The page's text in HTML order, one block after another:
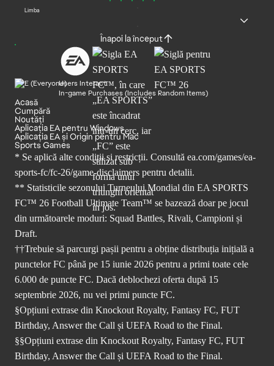
Limba
Înapoi la început
Users Interact
In-game Purchases (Includes Random Items)
Acasă
Cumpără
Noutăți
Aplicația EA pentru Windows
Aplicația EA și Origin pentru Mac
Sports Games
* Se aplică alte condiții și restricții. Consultă ea.com/games/ea-
sports-fc/fc-26/game-disclaimers pentru detalii.
** Statisticile sezonului Turneului Mondial din EA SPORTS
FC™ 26 Football Ultimate Team™ se bazează doar pe jocul
din următoarele moduri: Squad Battles, Rivali, Campioni și
Draft.
††Trebuie să parcurgi pașii pentru a obține distribuția inițială a
punctelor FC până pe 15 iunie 2026 pentru a primi toate cele
6.000 de puncte FC. Dacă deblochezi oferta după 15
septembrie 2026, nu vei primi puncte FC.
§Opțiuni extrase din Knockout Royalty, Fantasy FC, FUT
Birthday, Answer the Call și UEFA Road to the Final.
§§Opțiuni extrase din Knockout Royalty, Fantasy FC, FUT
Birthday, Answer the Call și UEFA Road to the Final.